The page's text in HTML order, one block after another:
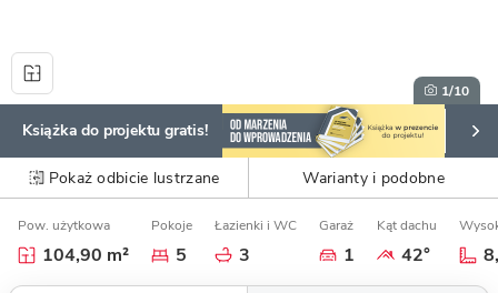
1/10
Książka do projektu gratis!
Pokaż odbicie lustrzane Warianty i podobne
Pow. użytkowa
104,90 m²
Pokoje
5
Łazienki i WC
3
Garaż
1
Kąt dachu
42°